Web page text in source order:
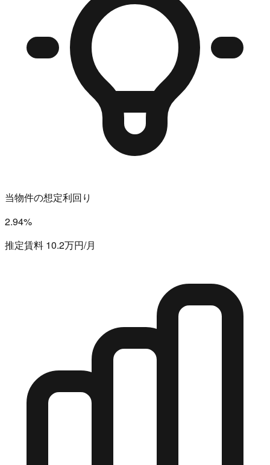
当物件の想定利回り
2.94%
推定賃料 10.2万円/月